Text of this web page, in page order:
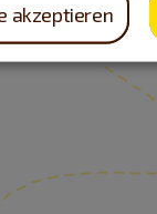
akzeptieren